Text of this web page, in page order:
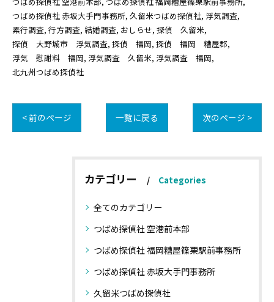
つばめ探偵社 赤坂大手門事務所 久留米つばめ探偵社 浮気調査
素行調査 行方調査 結婚調査 おしらせ 探偵 久留米
探偵 大野城市 浮気調査 探偵 福岡 探偵 福岡 糟屋郡
浮気 慰謝料 福岡 浮気調査 久留米 浮気調査 福岡
北九州つばめ探偵社
< 前のページ 一覧に戻る 次のページ >
カテゴリー Categories
全てのカテゴリー
つばめ探偵社 空港前本部
つばめ探偵社 福岡糟屋篠栗駅前事務所
つばめ探偵社 赤坂大手門事務所
久留米つばめ探偵社